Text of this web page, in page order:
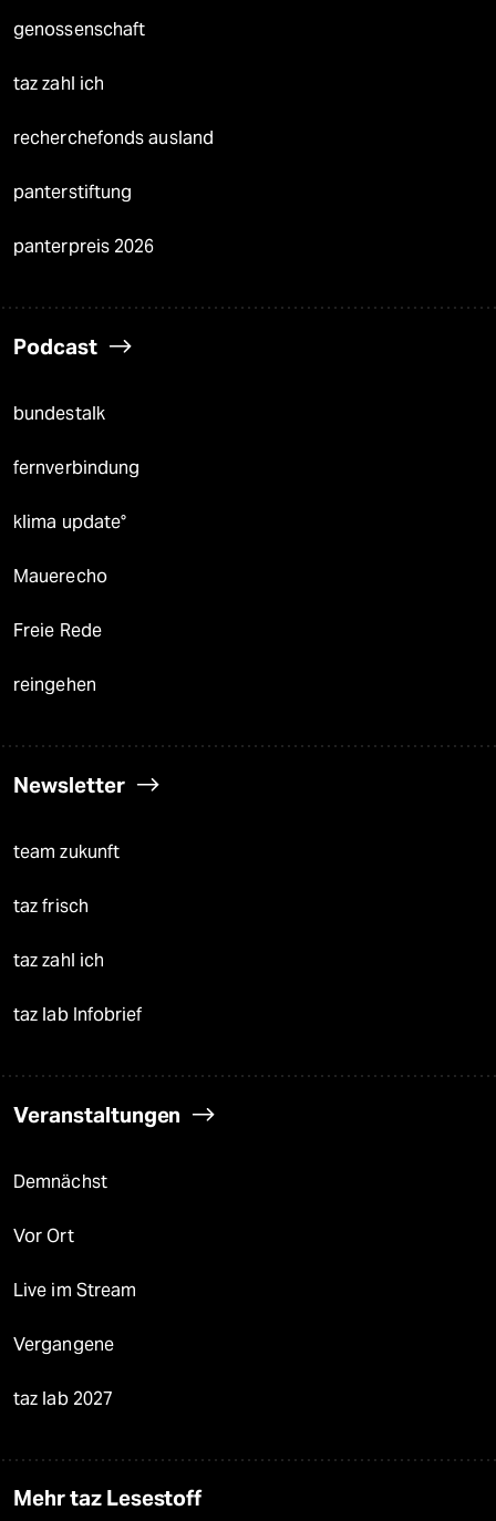
genossenschaft
taz zahl ich
recherchefonds ausland
panterstiftung
panterpreis 2026
Podcast
bundestalk
fernverbindung
klima update°
Mauerecho
Freie Rede
reingehen
Newsletter
team zukunft
taz frisch
taz zahl ich
taz lab Infobrief
Veranstaltungen
Demnächst
Vor Ort
Live im Stream
Vergangene
taz lab 2027
Mehr taz Lesestoff